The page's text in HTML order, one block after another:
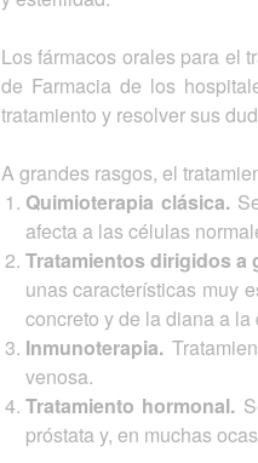
Los fármacos orales para el
de Farmacia de los
tratamiento y resolver sus
A grandes rasgos, el
Quimioterapia clásica.
afecta a las células
Tratamientos dirigidos
unas características muy
concreto y de la diana a
Inmunoterapia.
venosa.
Tratamiento hormonal.
próstata y, en muchas